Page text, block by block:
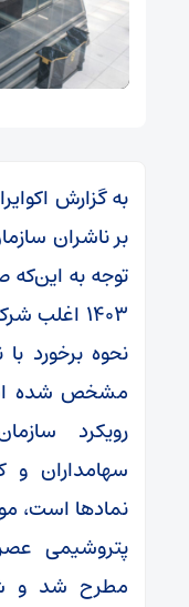
به گزارش
بر ناشران
۱۴۰۳
نحوه برخورد
مشخص شده
رویکرد
سهامداران
نمادها است،
پتروشیمی
مطرح شد و